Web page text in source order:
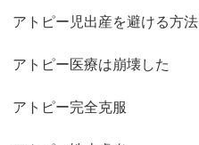
アトピー児出産を避ける方法
アトピー医療は崩壊した
アトピー完全克服